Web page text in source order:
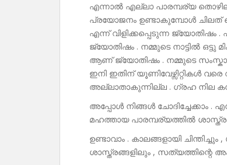
എന്നാൽ എല്ലാ പാരമ്പര്യ
പ്രയോജനം ഉണ്ടാകുമ്പോൾ
എന്ന് വിളിക്കപ്പെടുന്ന ജ്യോതിഷം
ജ്യോതിഷം . നമ്മുടെ നാട്ടിൽ ഒട്ടു
ആണ് ജ്യോതിഷം . നമ്മുടെ
ഇനി ഇതിന് യൂണിവേഴ്സിറ്റികൾ വരെ
അല്ലാതാകുന്നില്ല . ഗ്രഹ നില
അപ്പോൾ നിങ്ങൾ ചോദിച്ചേക്കാം .
മഹത്തായ പാരമ്പര്യത്തിൽ
ഉണ്ടാവാം . കാലങ്ങളായി
ശാസ്ത്രങ്ങളിലും , സത്യത്തിന്റെ